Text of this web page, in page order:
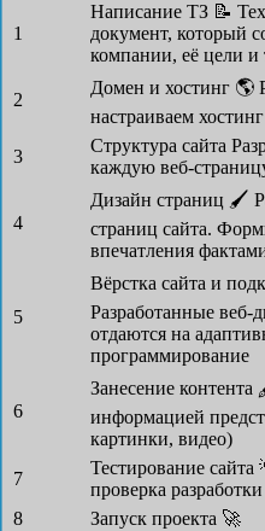
1
Написание ТЗ 📝
документ, который
компании, её цели и
2
Домен и хостинг 🌎
настраиваем
3
Структура сайта
каждую веб-
4
Дизайн страниц 🖌
страниц сайта.
впечатления
5
Вёрстка сайта и
Разработанные веб-
отдаются на
программирование
6
Занесение
информацией
картинки, видео)
7
Тестирование сайта
проверка разработки
8
Запуск проекта 🚀